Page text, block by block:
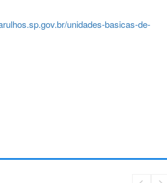
unidades-basicas-de-